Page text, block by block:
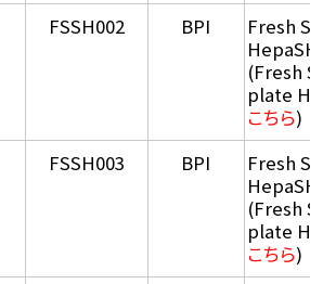
FSSH002 BPI
Fresh
HepaSH®
(Fresh
plate
こちら)
FSSH003 BPI
Fresh
HepaSH®
(Fresh
plate
こちら)